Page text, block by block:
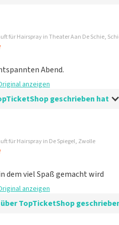
über
für Hairspray in Theater Aan De Schie,
Abend.
anzeigen
geschrieben hat
für Hairspray in De Spiegel, Zwolle
dem viel Spaß gemacht wird
anzeigen
TopTicketShop